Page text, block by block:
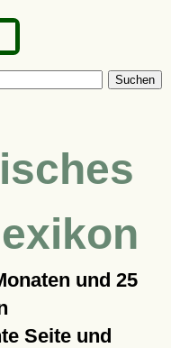
Suchen
und 25
Seite und